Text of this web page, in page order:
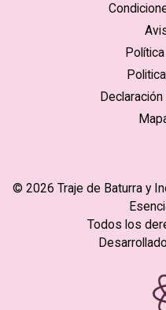
© 2026 Traje de Baturra y
Todos los